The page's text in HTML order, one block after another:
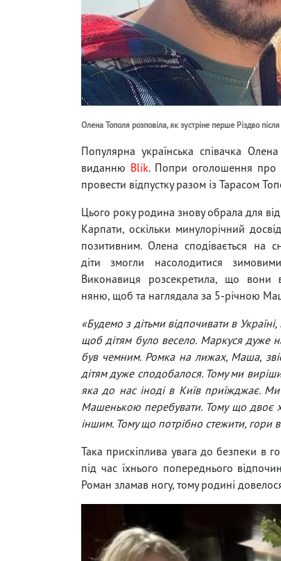
Олена Тополя розповіла, як зустріне перше Різдво
Популярна українська співачка
виданню Blik. Попри оголошення про
провести відпустку разом із Тарасом
Цього року родина знову обрала для
Карпати, оскільки минулорічний
позитивним. Олена сподівається на
діти змогли насолодитися
Виконавиця розсекретила, що вони
няню, щоб та наглядала за 5-річною
«Будемо з дітьми відпочивати в
щоб дітям було весело. Маркуся дуже
був чемним. Ромка на лижах, Маша,
дітям дуже сподобалося. Тому ми
яка до нас іноді в Київ приїжджає.
Машенькою перебувати. Тому що двоє
іншим. Тому що потрібно стежити, гори
Така прискіплива увага до безпеки в
під час їхнього попереднього
Роман зламав ногу, тому родині